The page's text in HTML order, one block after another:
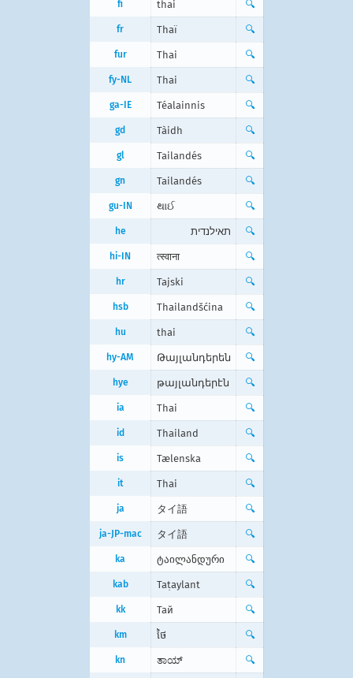
fi thai 🔍
fr Thaï 🔍
fur Thai 🔍
fy-NL Thai 🔍
ga-IE Téalainnis 🔍
gd Tàidh 🔍
gl Tailandés 🔍
gn Tailandés 🔍
gu-IN થાઈ 🔍
he תאילנדית 🔍
hi-IN त्स्वाना 🔍
hr Tajski 🔍
hsb Thailandšćina 🔍
hu thai 🔍
hy-AM Թայլանդերեն 🔍
hye թայլանդերէն 🔍
ia Thai 🔍
id Thailand 🔍
is Tælenska 🔍
it Thai 🔍
ja タイ語 🔍
ja-JP-mac タイ語 🔍
ka ტაილანდური 🔍
kab Taṭaylant 🔍
kk Тай 🔍
km ថៃ 🔍
kn ತಾಯ್ 🔍